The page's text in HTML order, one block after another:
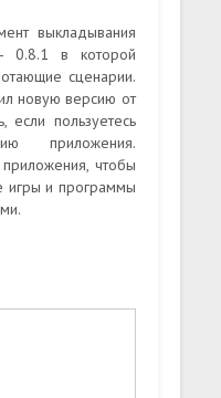
выкладывания
0.8.1 в которой
сценарии.
новую версию от
пользуетесь
приложения.
чтобы
игры и программы